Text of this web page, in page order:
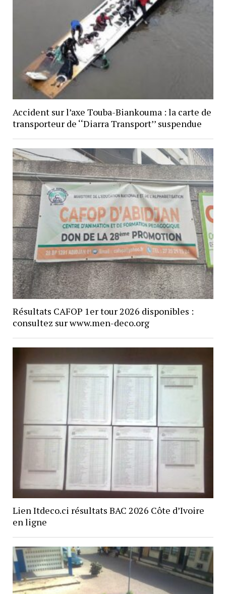
Accident sur l’axe Touba-Biankouma : la carte de
transporteur de ‘‘Diarra Transport’’ suspendue
Résultats CAFOP 1er tour 2026 disponibles :
consultez sur www.men-deco.org
Lien Itdeco.ci résultats BAC 2026 Côte d’Ivoire
en ligne